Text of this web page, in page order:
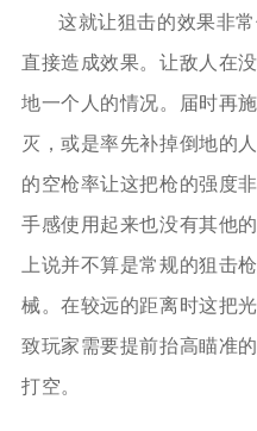
这就让狙击的效果非
直接造成效果。让敌人在
地一个人的情况。届时再
灭，或是率先补掉倒地的
的空枪率让这把枪的强度
手感使用起来也没有其他
上说并不算是常规的狙击
械。在较远的距离时这把
致玩家需要提前抬高瞄准
打空。